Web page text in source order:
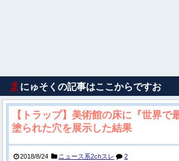
ま にゅそくの記事はここからですお
【トラップ】美術館の床に『世界で
塗られた穴を展示した結果
2018/8/24 ニュース系2chスレ 2